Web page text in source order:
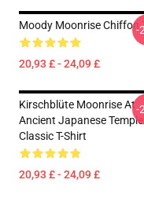
Moody Moonrise Chiffon
20,93 £ - 24,09 £
-
Kirschblüte Moonrise At
Ancient Japanese Temple
Classic T-Shirt
20,93 £ - 24,09 £
-